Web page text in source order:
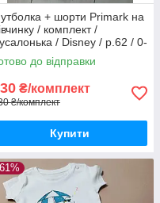
+ шорти Primark на
/ комплект /
/ Disney / р.62 / 0-
/ більшомір
до відправки
₴/комплект
₴/комплект
Купити